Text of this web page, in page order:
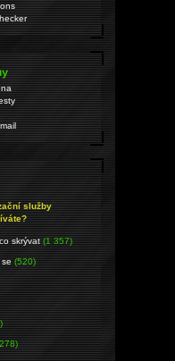
služby
skrývat(1 357)
se(520)